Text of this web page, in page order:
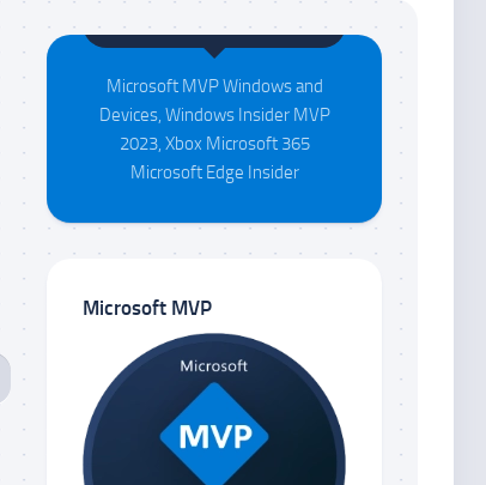
Maison da Silva
Microsoft MVP Windows and
Devices, Windows Insider MVP
2023, Xbox Microsoft 365
Microsoft Edge Insider
Microsoft MVP